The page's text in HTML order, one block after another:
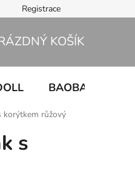
Registrace
KOŠÍK
BAOBABY
korýtkem růžový
s